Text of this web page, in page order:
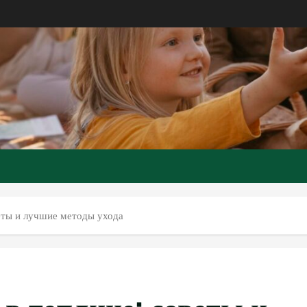
и лучшие методы ухода